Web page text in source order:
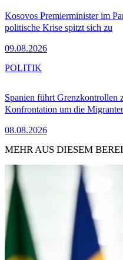
Kosovos Premierminister im
politische Krise spitzt sich zu
09.08.2026
Spanien führt Grenzkontrollen
Konfrontation um die
08.08.2026
POLITIK
MEHR AUS DIESEM